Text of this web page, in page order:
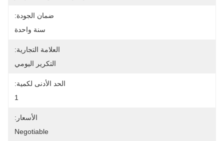
ضمان الجودة:
سنة واحدة
العلامة التجارية:
التكرير اليومي
الحد الأدنى لكمية:
1
الأسعار:
Negotiable